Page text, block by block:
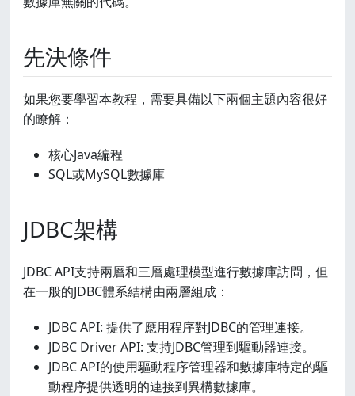
先決條件
如果您要學習本教程，需要具備以下兩個主題內容很好
的瞭解：
核心Java編程
SQL或MySQL數據庫
JDBC架構
JDBC API支持兩層和三層處理模型進行數據庫訪問，但
在一般的JDBC體系結構由兩層組成：
JDBC API: 提供了應用程序對JDBC的管理連接。
JDBC Driver API: 支持JDBC管理到驅動器連接。
JDBC API的使用驅動程序管理器和數據庫特定的驅
動程序提供透明的連接到異構數據庫。